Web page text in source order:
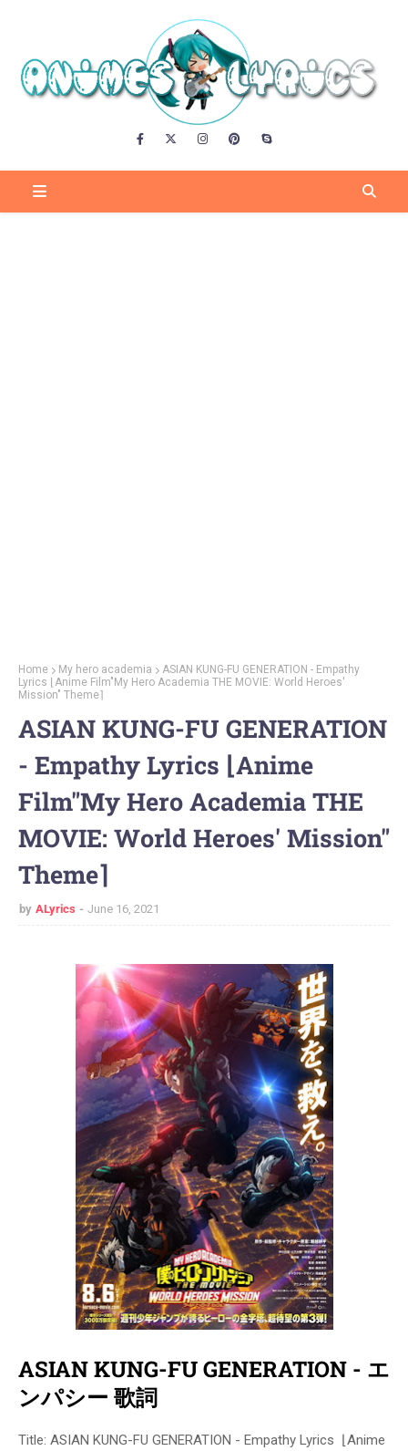
Home My hero academia
ASIAN KUNG-FU GENERATION - Empathy
Lyrics ⌊Anime Film"My Hero Academia THE MOVIE: World Heroes'
Mission" Theme⌉
ASIAN KUNG-FU GENERATION
- Empathy Lyrics ⌊Anime
Film"My Hero Academia THE
MOVIE: World Heroes' Mission"
Theme⌉
by ALyrics June 16, 2021
ASIAN KUNG-FU GENERATION - エ
ンパシー 歌詞
Title: ASIAN KUNG-FU GENERATION - Empathy Lyrics ⌊Anime